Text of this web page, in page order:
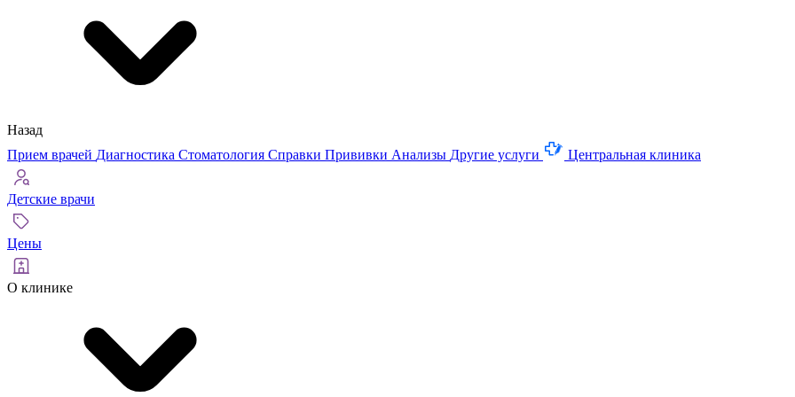
Назад
Прием врачей Диагностика Стоматология Справки Прививки Анализы Другие услуги Центральная клиника
Детские врачи
Цены
О клинике